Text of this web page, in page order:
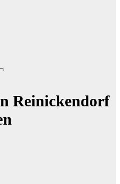
Reinickendorf